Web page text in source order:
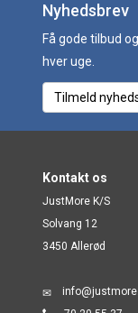
Nyhedsbrev
Få gode tilbud
hver uge.
Tilmeld
Kontakt os
JustMore K/S
Solvang 12
3450 Allerød